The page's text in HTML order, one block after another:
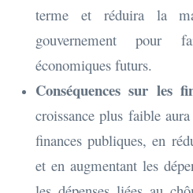
terme et réduira la
gouvernement pour
économiques futurs.
Conséquences sur les
croissance plus faible
finances publiques, en
et en augmentant les